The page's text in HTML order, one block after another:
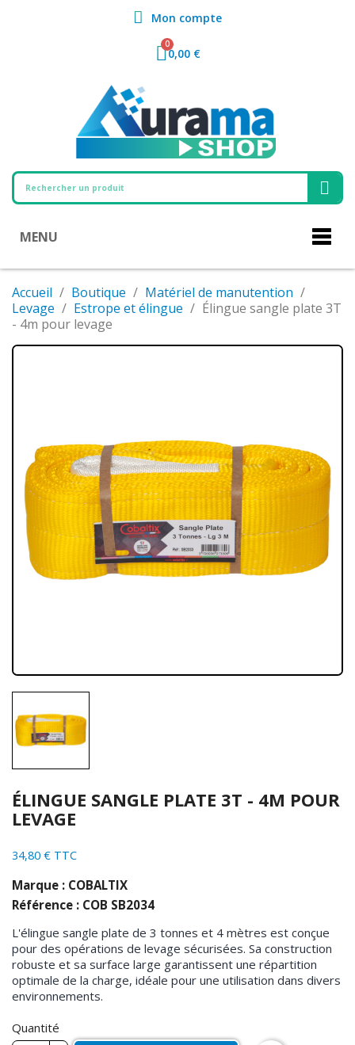
Mon compte
0,00 €
MENU
Accueil Boutique
Matériel de manutention
Levage
Estrope et élingue
Élingue sangle plate 3T
- 4m pour levage
ÉLINGUE SANGLE PLATE 3T - 4M POUR
LEVAGE
34,80 € TTC
Marque : COBALTIX
Référence : COB SB2034
L'élingue sangle plate de 3 tonnes et 4 mètres est conçue
pour des opérations de levage sécurisées. Sa construction
robuste et sa surface large garantissent une répartition
optimale de la charge, idéale pour une utilisation dans divers
environnements.
Quantité